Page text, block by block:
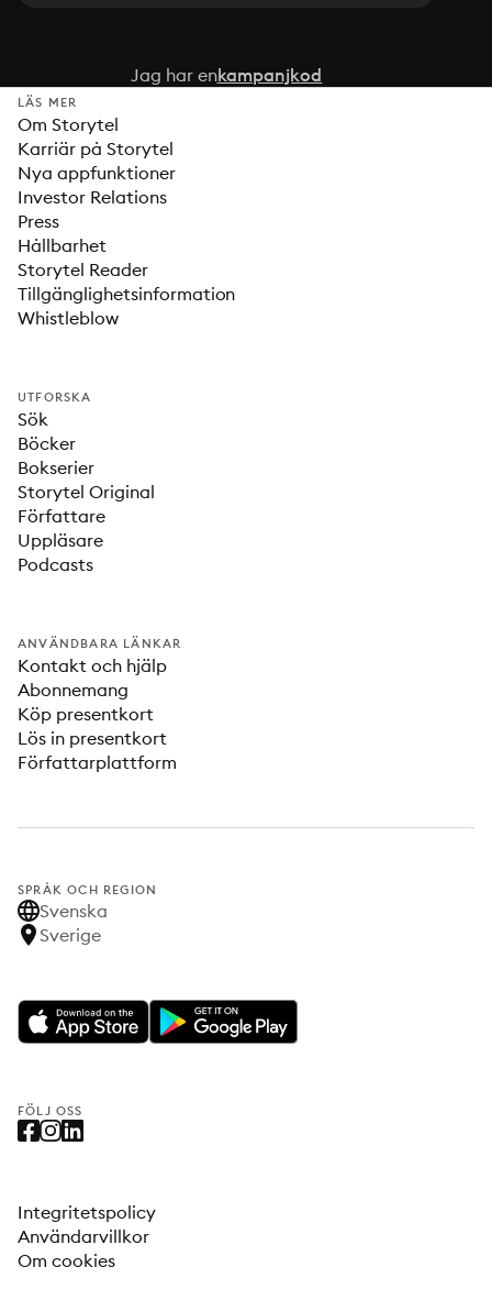
Jag har enkampanjkod
LÄS MER
Om Storytel
Karriär på Storytel
Nya appfunktioner
Investor Relations
Press
Hållbarhet
Storytel Reader
Tillgänglighetsinformation
Whistleblow
UTFORSKA
Sök
Böcker
Bokserier
Storytel Original
Författare
Uppläsare
Podcasts
ANVÄNDBARA LÄNKAR
Kontakt och hjälp
Abonnemang
Köp presentkort
Lös in presentkort
Författarplattform
SPRÅK OCH REGION
Svenska
Sverige
FÖLJ OSS
Integritetspolicy
Användarvillkor
Om cookies